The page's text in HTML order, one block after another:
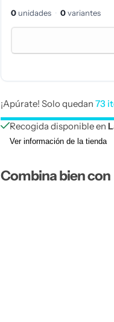
f
t
a
0unidades · 0variantes
¡Apúrate! Solo quedan 73
Recogida disponible en
Ver información de la tienda
Combina bien con